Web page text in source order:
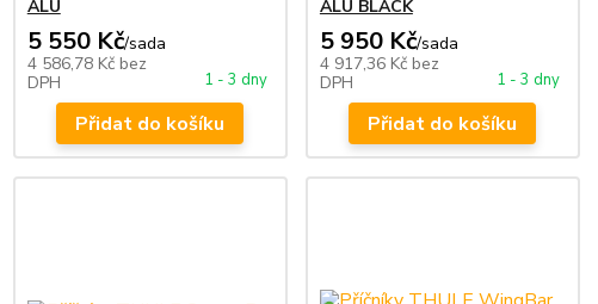
ALU
5 550 Kč/sada
4 586,78 Kč bez
DPH
1 - 3 dny
Přidat do košíku
ALU BLACK
5 950 Kč/sada
4 917,36 Kč bez
DPH
1 - 3 dny
Přidat do košíku